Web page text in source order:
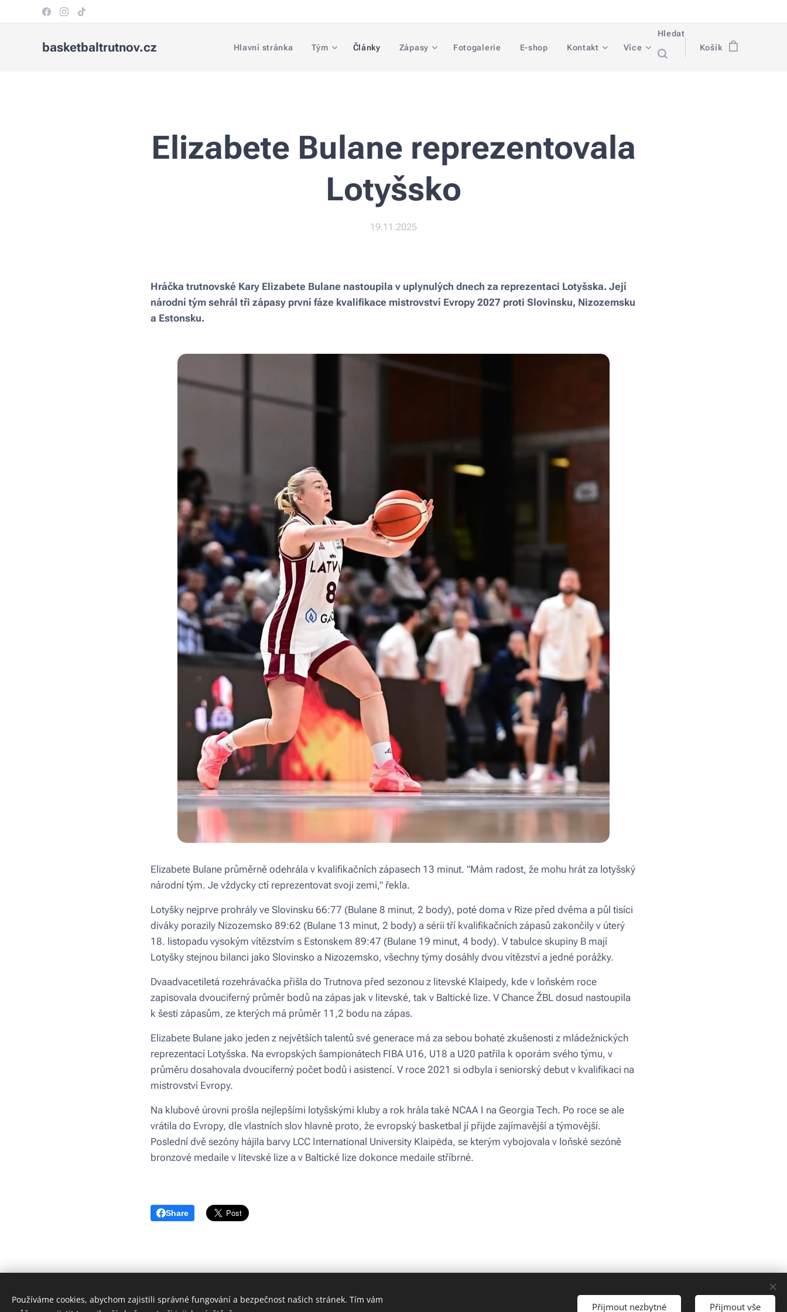
basketbaltrutnov.cz Hlavní stránka Tým Články Zápasy Fotogalerie E-shop Kontakt Více
Hledat
Košík
Elizabete Bulane reprezentovala
Lotyšsko
19.11.2025
Hráčka trutnovské Kary Elizabete Bulane nastoupila v uplynulých dnech za reprezentaci Lotyšska. Její
národní tým sehrál tři zápasy první fáze kvalifikace mistrovství Evropy 2027 proti Slovinsku, Nizozemsku
a Estonsku.
Elizabete Bulane průměrně odehrála v kvalifikačních zápasech 13 minut. "Mám radost, že mohu hrát za lotyšský
národní tým. Je vždycky ctí reprezentovat svoji zemi," řekla.
Lotyšky nejprve prohrály ve Slovinsku 66:77 (Bulane 8 minut, 2 body), poté doma v Rize před dvěma a půl tisíci
diváky porazily Nizozemsko 89:62 (Bulane 13 minut, 2 body) a sérii tří kvalifikačních zápasů zakončily v úterý
18. listopadu vysokým vítězstvím s Estonskem 89:47 (Bulane 19 minut, 4 body). V tabulce skupiny B mají
Lotyšky stejnou bilanci jako Slovinsko a Nizozemsko, všechny týmy dosáhly dvou vítězství a jedné porážky.
Dvaadvacetiletá rozehrávačka přišla do Trutnova před sezonou z litevské Klaipedy, kde v loňském roce
zapisovala dvouciferný průměr bodů na zápas jak v litevské, tak v Baltické lize. V Chance ŽBL dosud nastoupila
k šesti zápasům, ze kterých má průměr 11,2 bodu na zápas.
Elizabete Bulane jako jeden z největších talentů své generace má za sebou bohaté zkušenosti z mládežnických
reprezentací Lotyšska. Na evropských šampionátech FIBA U16, U18 a U20 patřila k oporám svého týmu, v
průměru dosahovala dvouciferný počet bodů i asistencí. V roce 2021 si odbyla i seniorský debut v kvalifikaci na
mistrovství Evropy.
Na klubové úrovni prošla nejlepšími lotyšskými kluby a rok hrála také NCAA I na Georgia Tech. Po roce se ale
vrátila do Evropy, dle vlastních slov hlavně proto, že evropský basketbal jí přijde zajímavější a týmovější.
Poslední dvě sezóny hájila barvy LCC International University Klaipėda, se kterým vybojovala v loňské sezóně
bronzové medaile v litevské lize a v Baltické lize dokonce medaile stříbrné.
Share
Používáme cookies, abychom zajistili správné fungování a bezpečnost našich stránek. Tím vám
Přijmout nezbytné Přijmout vše